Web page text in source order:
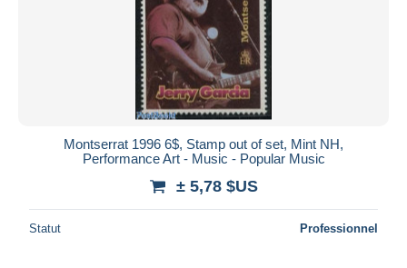
Montserrat 1996 6$, Stamp out of set, Mint NH,
Performance Art - Music - Popular Music
± 5,78 $US
Statut Professionnel